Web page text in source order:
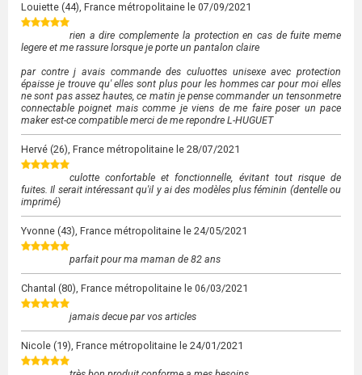
Louiette (44), France métropolitaine le 07/09/2021
rien a dire complemente la protection en cas de fuite meme
legere et me rassure lorsque je porte un pantalon claire
par contre j avais commande des culuottes unisexe avec protection
épaisse je trouve qu' elles sont plus pour les hommes car pour moi elles
ne sont pas assez hautes, ce matin je pense commander un tensonmetre
connectable poignet mais comme je viens de me faire poser un pace
maker est-ce compatible merci de me repondre L-HUGUET
Hervé (26), France métropolitaine le 28/07/2021
culotte confortable et fonctionnelle, évitant tout risque de
fuites. Il serait intéressant qu'il y ai des modèles plus féminin (dentelle ou
imprimé)
Yvonne (43), France métropolitaine le 24/05/2021
parfait pour ma maman de 82 ans
Chantal (80), France métropolitaine le 06/03/2021
jamais decue par vos articles
Nicole (19), France métropolitaine le 24/01/2021